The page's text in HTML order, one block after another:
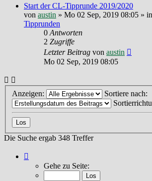
Start der CL-Tipprunde 2019/2020
von austin » Mo 02 Sep, 2019 08:05 » in
Tipprunden
0Antworten
2 Zugriffe
Letzter Beitrag von austin
Mo 02 Sep, 2019 08:05
Anzeigen:
Sortiere nach:
Die Suche ergab 348 Treffer
von
Gehe zu Seite: